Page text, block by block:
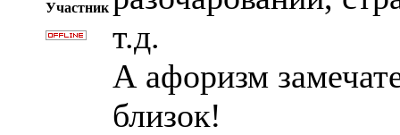
Участник
т.д.
А афоризм
близок!